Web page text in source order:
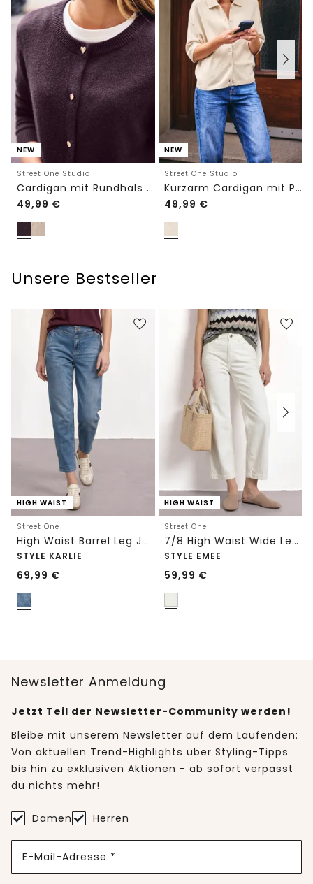
NEW
Street One Studio
Cardigan mit Rundhals und Knöpfen
49,99 €
NEW
Street One Studio
Kurzarm Cardigan mit Polokragen
49,99 €
Unsere Bestseller
HIGH WAIST
Street One
High Waist Barrel Leg Jeans im Loose Fit
STYLE KARLIE
69,99 €
HIGH WAIST
Street One
7/8 High Waist Wide Leg Jeans im Loose Fit
STYLE EMEE
59,99 €
Newsletter Anmeldung
Jetzt Teil der Newsletter-Community werden!
Bleibe mit unserem Newsletter auf dem Laufenden:
Von aktuellen Trend-Highlights über Styling-Tipps
bis hin zu exklusiven Aktionen - ab sofort verpasst
du nichts mehr!
Damen Herren
E-Mail-Adresse *